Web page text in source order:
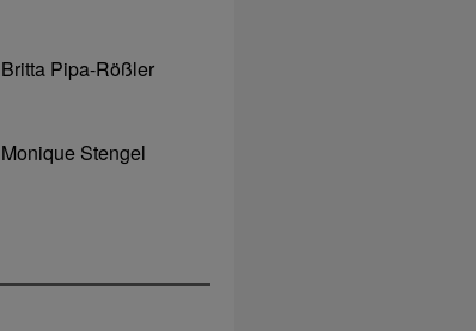
Britta Pipa-Rößler
Monique Stengel